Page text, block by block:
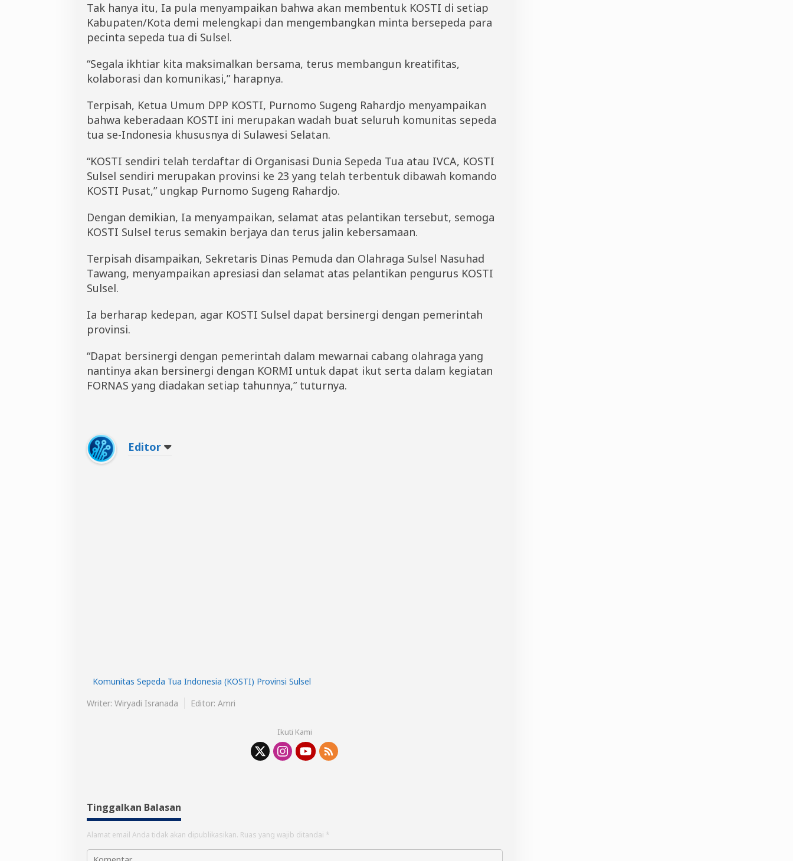
Tak hanya itu, Ia pula menyampaikan bahwa akan membentuk KOSTI di setiap
Kabupaten/Kota demi melengkapi dan mengembangkan minta bersepeda para
pecinta sepeda tua di Sulsel.
“Segala ikhtiar kita maksimalkan bersama, terus membangun kreatifitas,
kolaborasi dan komunikasi,” harapnya.
Terpisah, Ketua Umum DPP KOSTI, Purnomo Sugeng Rahardjo menyampaikan
bahwa keberadaan KOSTI ini merupakan wadah buat seluruh komunitas sepeda
tua se-Indonesia khususnya di Sulawesi Selatan.
“KOSTI sendiri telah terdaftar di Organisasi Dunia Sepeda Tua atau IVCA, KOSTI
Sulsel sendiri merupakan provinsi ke 23 yang telah terbentuk dibawah komando
KOSTI Pusat,” ungkap Purnomo Sugeng Rahardjo.
Dengan demikian, Ia menyampaikan, selamat atas pelantikan tersebut, semoga
KOSTI Sulsel terus semakin berjaya dan terus jalin kebersamaan.
Terpisah disampaikan, Sekretaris Dinas Pemuda dan Olahraga Sulsel Nasuhad
Tawang, menyampaikan apresiasi dan selamat atas pelantikan pengurus KOSTI
Sulsel.
Ia berharap kedepan, agar KOSTI Sulsel dapat bersinergi dengan pemerintah
provinsi.
“Dapat bersinergi dengan pemerintah dalam mewarnai cabang olahraga yang
nantinya akan bersinergi dengan KORMI untuk dapat ikut serta dalam kegiatan
FORNAS yang diadakan setiap tahunnya,” tuturnya.
Editor
Komunitas Sepeda Tua Indonesia (KOSTI) Provinsi Sulsel
Writer: Wiryadi Isranada
Editor: Amri
Ikuti Kami
Tinggalkan Balasan
Alamat email Anda tidak akan dipublikasikan. Ruas yang wajib ditandai *